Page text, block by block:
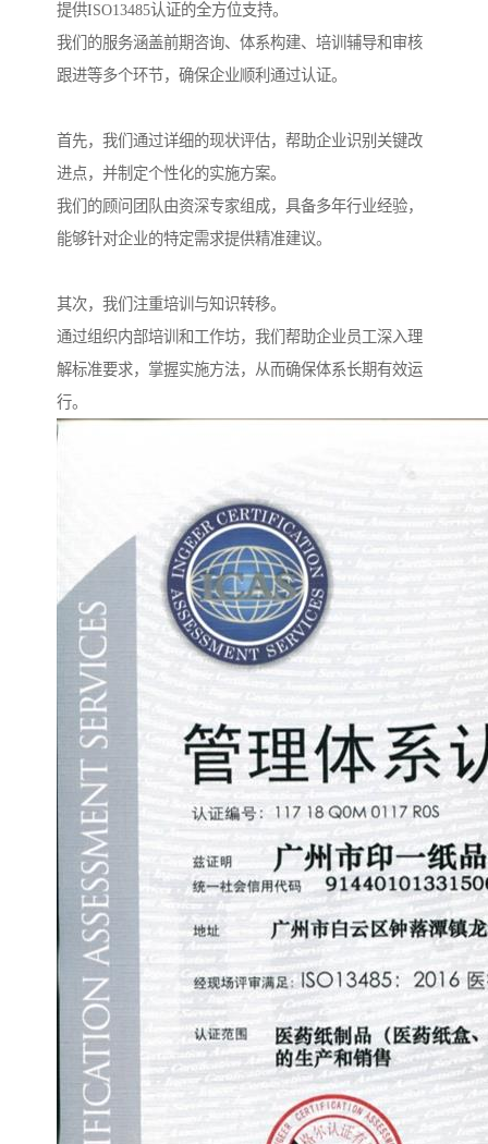
提供ISO13485认证的全方位支持。
我们的服务涵盖前期咨询、体系构建、培训辅导和审核
跟进等多个环节，确保企业顺利通过认证。
首先，我们通过详细的现状评估，帮助企业识别关键改
进点，并制定个性化的实施方案。
我们的顾问团队由资深专家组成，具备多年行业经验，
能够针对企业的特定需求提供精准建议。
其次，我们注重培训与知识转移。
通过组织内部培训和工作坊，我们帮助企业员工深入理
解标准要求，掌握实施方法，从而确保体系长期有效运
行。